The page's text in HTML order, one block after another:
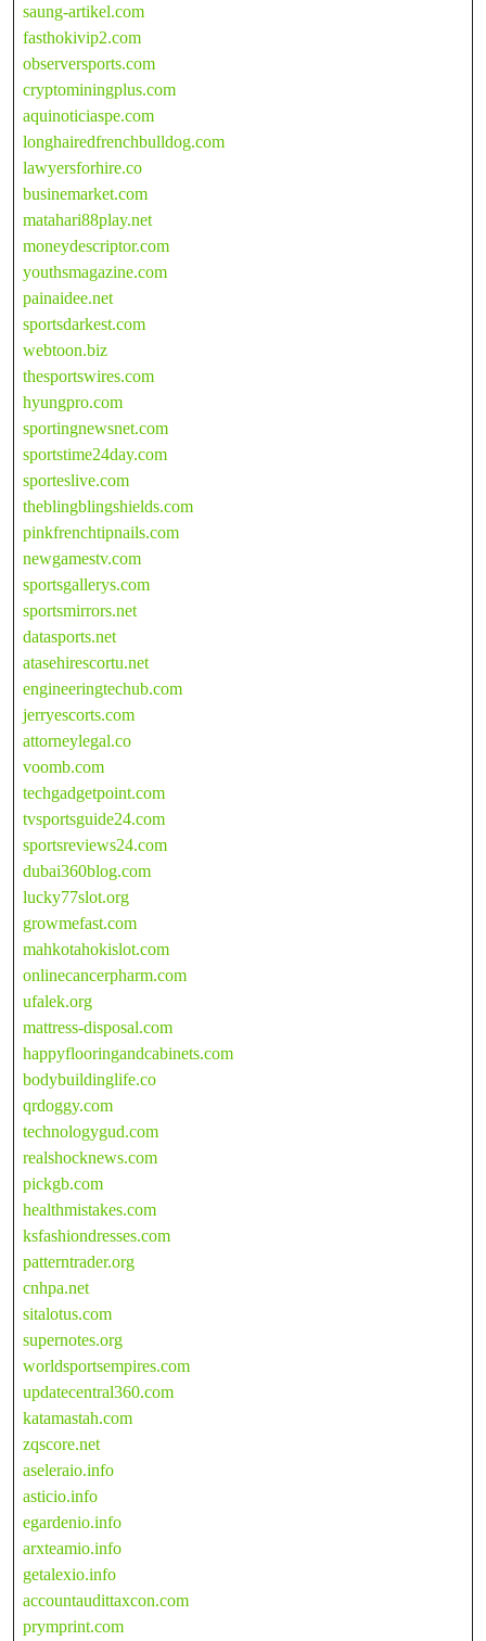
saung-artikel.com
fasthokivip2.com
observersports.com
cryptominingplus.com
aquinoticiaspe.com
longhairedfrenchbulldog.com
lawyersforhire.co
businemarket.com
matahari88play.net
moneydescriptor.com
youthsmagazine.com
painaidee.net
sportsdarkest.com
webtoon.biz
thesportswires.com
hyungpro.com
sportingnewsnet.com
sportstime24day.com
sporteslive.com
theblingblingshields.com
pinkfrenchtipnails.com
newgamestv.com
sportsgallerys.com
sportsmirrors.net
datasports.net
atasehirescortu.net
engineeringtechub.com
jerryescorts.com
attorneylegal.co
voomb.com
techgadgetpoint.com
tvsportsguide24.com
sportsreviews24.com
dubai360blog.com
lucky77slot.org
growmefast.com
mahkotahokislot.com
onlinecancerpharm.com
ufalek.org
mattress-disposal.com
happyflooringandcabinets.com
bodybuildinglife.co
qrdoggy.com
technologygud.com
realshocknews.com
pickgb.com
healthmistakes.com
ksfashiondresses.com
patterntrader.org
cnhpa.net
sitalotus.com
supernotes.org
worldsportsempires.com
updatecentral360.com
katamastah.com
zqscore.net
aseleraio.info
asticio.info
egardenio.info
arxteamio.info
getalexio.info
accountaudittaxcon.com
prymprint.com